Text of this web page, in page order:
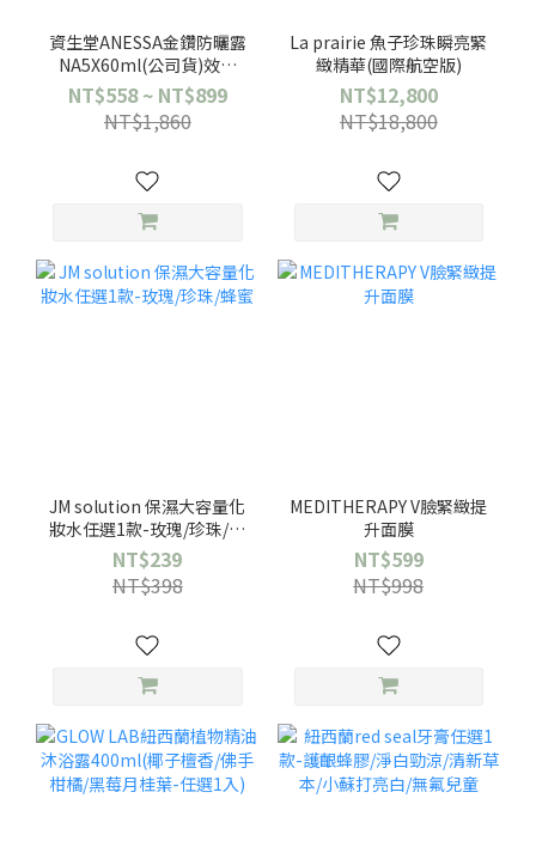
資生堂ANESSA金鑽防曬露
NA5X60ml(公司貨)效期
2027/10
NT$558 ~ NT$899
NT$1,860
La prairie 魚子珍珠瞬亮緊
緻精華(國際航空版)
NT$12,800
NT$18,800
JM solution 保濕大容量化
妝水任選1款-玫瑰/珍珠/蜂
蜜
NT$239
NT$398
MEDITHERAPY V臉緊緻提
升面膜
NT$599
NT$998